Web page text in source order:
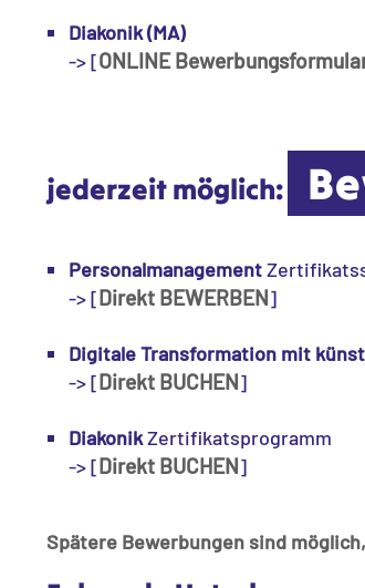
Diakonik (MA)
-> [ONLINE
jederzeit möglich:
Personalmanagement
-> [Direkt BEWERBEN]
Digitale Transformation mit
-> [Direkt BUCHEN]
DiakonikZertifikatsprogramm
-> [Direkt BUCHEN]
Spätere Bewerbungen sind